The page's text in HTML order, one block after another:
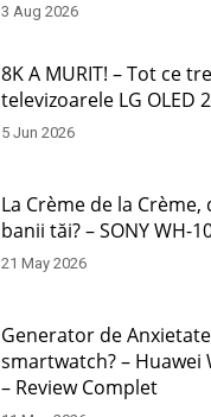
3 Aug 2026
8K A MURIT! – Tot ce
televizoarele LG OLED
5 Jun 2026
La Crème de la
banii tăi? – SONY WH-
21 May 2026
Generator de
smartwatch? – Huawei
– Review Complet